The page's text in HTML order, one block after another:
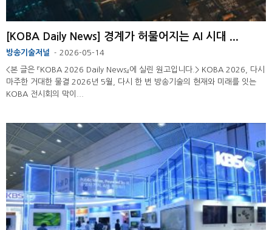
[KOBA Daily News] 경계가 허물어지는 AI 시대 ...
방송기술저널 - 2026-05-14
<본 글은 『KOBA 2026 Daily News』에 실린 원고입니다.> KOBA 2026, 다시
마주한 거대한 물결 2026년 5월, 다시 한 번 방송기술의 현재와 미래를 잇는
KOBA 전시회의 막이...